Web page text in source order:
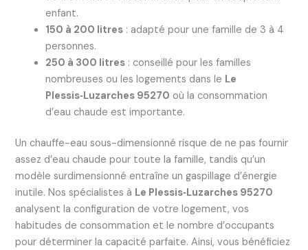
enfant.
150 à 200 litres: adapté pour une famille de 3 à 4
personnes.
250 à 300 litres: conseillé pour les familles
nombreuses ou les logements dans le Le
Plessis‑Luzarches 95270 où la consommation
d’eau chaude est importante.
Un chauffe-eau sous-dimensionné risque de ne pas fournir
assez d’eau chaude pour toute la famille, tandis qu’un
modèle surdimensionné entraîne un gaspillage d’énergie
inutile. Nos spécialistes à Le Plessis‑Luzarches 95270
analysent la configuration de votre logement, vos
habitudes de consommation et le nombre d’occupants
pour déterminer la capacité parfaite. Ainsi, vous bénéficiez